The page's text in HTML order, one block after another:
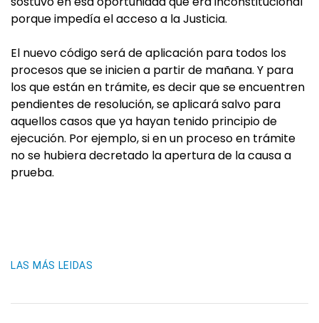
porque impedía el acceso a la Justicia.
El nuevo código será de aplicación para todos los
procesos que se inicien a partir de mañana. Y para
los que están en trámite, es decir que se encuentren
pendientes de resolución, se aplicará salvo para
aquellos casos que ya hayan tenido principio de
ejecución. Por ejemplo, si en un proceso en trámite
no se hubiera decretado la apertura de la causa a
prueba.
LAS MÁS LEIDAS